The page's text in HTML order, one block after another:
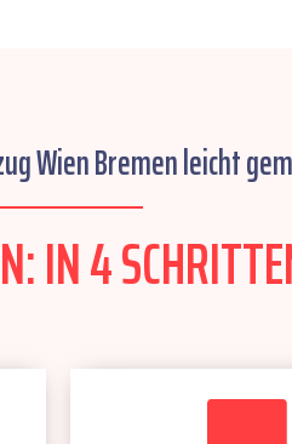
Wien Bremen leicht
IN 4